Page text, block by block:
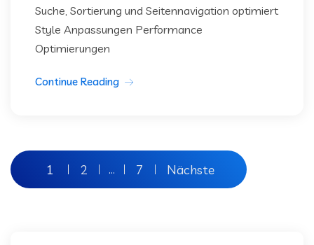
Suche, Sortierung und Seitennavigation optimiert
Style Anpassungen Performance
Optimierungen
Continue Reading
Seitennummerierung
der
1 2 … 7 Nächste